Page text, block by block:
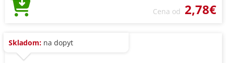
Cena od 2,78€
Skladom: na dopyt